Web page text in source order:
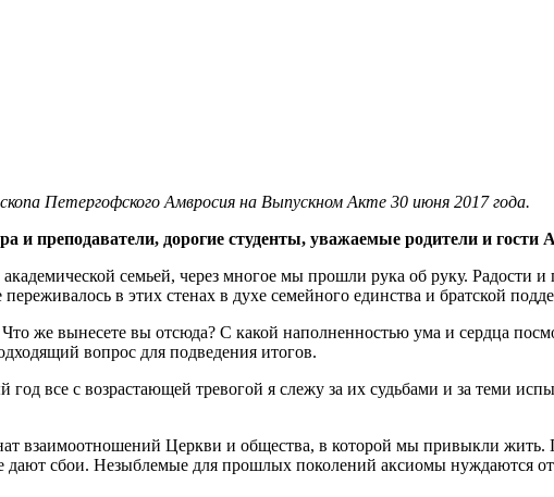
Петергофского Амвросия на Выпускном Акте 30 июня 2017 года.
и преподаватели, дорогие студенты, уважаемые родители и гости
семьей, через многое мы прошли рука об руку. Радости и
в этих стенах в духе семейного единства и братской
же вынесете вы отсюда? С какой наполненностью ума и сердца
вопрос для подведения итогов.
все с возрастающей тревогой я слежу за их судьбами и за теми
взаимоотношений Церкви и общества, в которой мы привыкли
дают сбои. Незыблемые для прошлых поколений аксиомы нуждаются